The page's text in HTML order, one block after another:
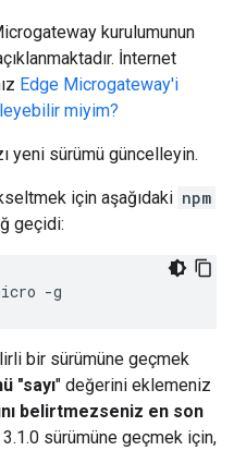
kurulumunun
İnternet
Edge Microgateway'i
miyim?
yeni sürümü güncelleyin.
için aşağıdaki npm
geçidi:
-g
bir sürümüne geçmek
"sayı" değerini eklemeniz
belirtmezseniz en son
3.1.0 sürümüne geçmek için,